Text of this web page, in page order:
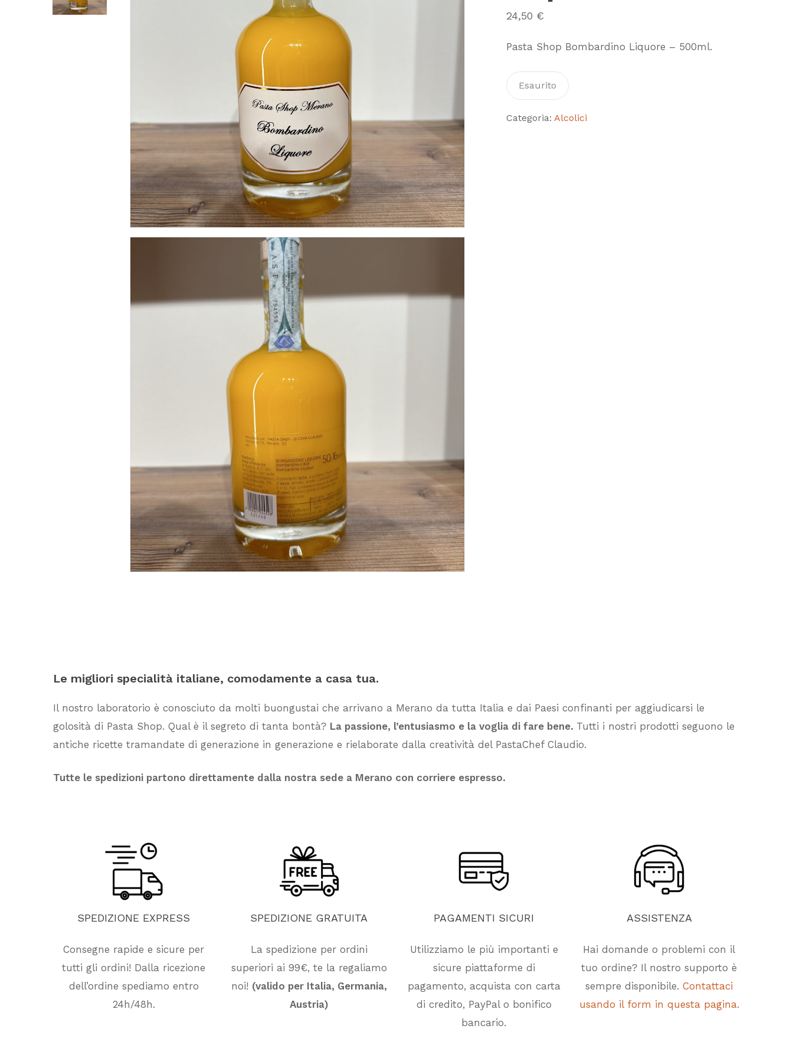
Nessun prodotto nel carrello.
24,50 €
Pasta Shop Bombardino Liquore – 500ml.
Esaurito
Categoria: Alcolici
Le migliori specialità italiane, comodamente a casa tua.
Il nostro laboratorio è conosciuto da molti buongustai che arrivano a Merano da tutta Italia e dai Paesi confinanti per aggiudicarsi le
golosità di Pasta Shop. Qual è il segreto di tanta bontà? La passione, l’entusiasmo e la voglia di fare bene. Tutti i nostri prodotti seguono le
antiche ricette tramandate di generazione in generazione e rielaborate dalla creatività del PastaChef Claudio.
Tutte le spedizioni partono direttamente dalla nostra sede a Merano con corriere espresso.
SPEDIZIONE EXPRESS
Consegne rapide e sicure per
tutti gli ordini! Dalla ricezione
dell’ordine spediamo entro
24h/48h.
SPEDIZIONE GRATUITA
La spedizione per ordini
superiori ai 99€, te la regaliamo
noi! (valido per Italia, Germania,
Austria)
PAGAMENTI SICURI
Utilizziamo le più importanti e
sicure piattaforme di
pagamento, acquista con carta
di credito, PayPal o bonifico
bancario.
ASSISTENZA
Hai domande o problemi con il
tuo ordine? Il nostro supporto è
sempre disponibile.Contattaci
usando il form in questa pagina.